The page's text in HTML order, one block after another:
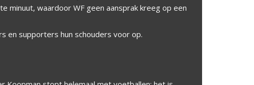
minuut, waardoor WF geen aansprak kreeg op een
en supporters hun schouders voor op.